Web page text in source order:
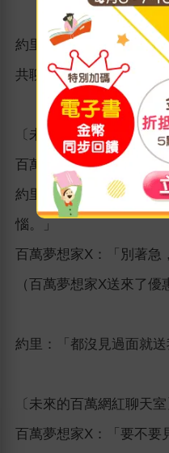
約里：「嗯～該怎麼做
共聊天室問問看好了。」
〔未來的百萬網紅聊天
百萬夢想家X：「嗨！歡
約里：「感謝讓我加入
惱。」
百萬夢想家X：「別著急
（百萬夢想家X送來了優
約里：「都沒見過面就送
〔未來的百萬網紅聊天室
百萬夢想家X：「要不要